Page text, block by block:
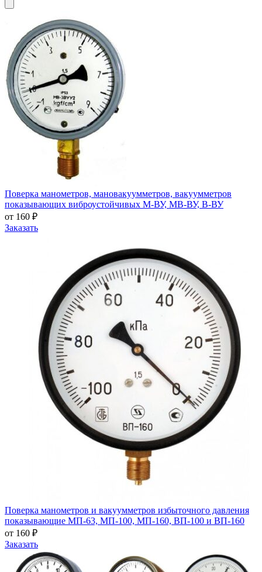
Поверка манометров, мановакуумметров, вакуумметров
показывающих виброустойчивых М-ВУ, МВ-ВУ, В-ВУ
от 160 ₽
Заказать
Поверка манометров и вакуумметров избыточного давления
показывающие МП-63, МП-100, МП-160, ВП-100 и ВП-160
от 160 ₽
Заказать